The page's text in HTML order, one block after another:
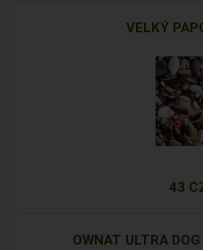
VELKÝ
43
OWNAT ULTRA